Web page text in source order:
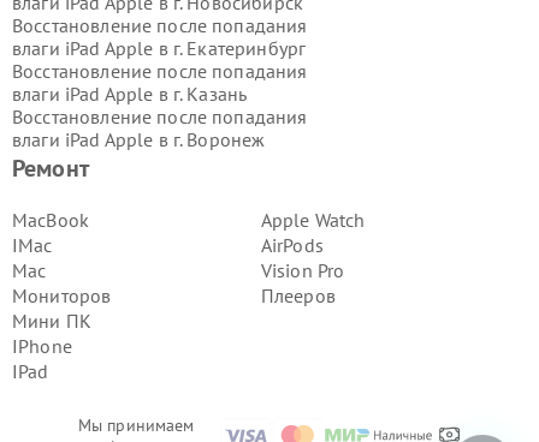
Мы принимаем
Ремонт
MacBook
IMac
Mac
Мониторов
Мини ПК
IPhone
IPad
Apple Watch
AirPods
Vision Pro
Плееров
Восстановление после попадания
влаги iPad Apple в г. Екатеринбург
Восстановление после попадания
влаги iPad Apple в г. Казань
Восстановление после попадания
влаги iPad Apple в г. Воронеж
Восстановление после попадания
Восстановление после попадания
влаги iPad Apple в г.
Восстановление после попадания
влаги iPad Apple в г.
Восстановление после попадания
влаги iPad Apple в г.
Восстановление после попадания
влаги iPad Apple в г.
влаги iPad Apple в г.
Восстановление после попадания